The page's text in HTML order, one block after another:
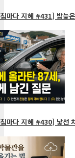
마다 지혜 #431] 밤늦은
마다 지혜 #430] 낯선